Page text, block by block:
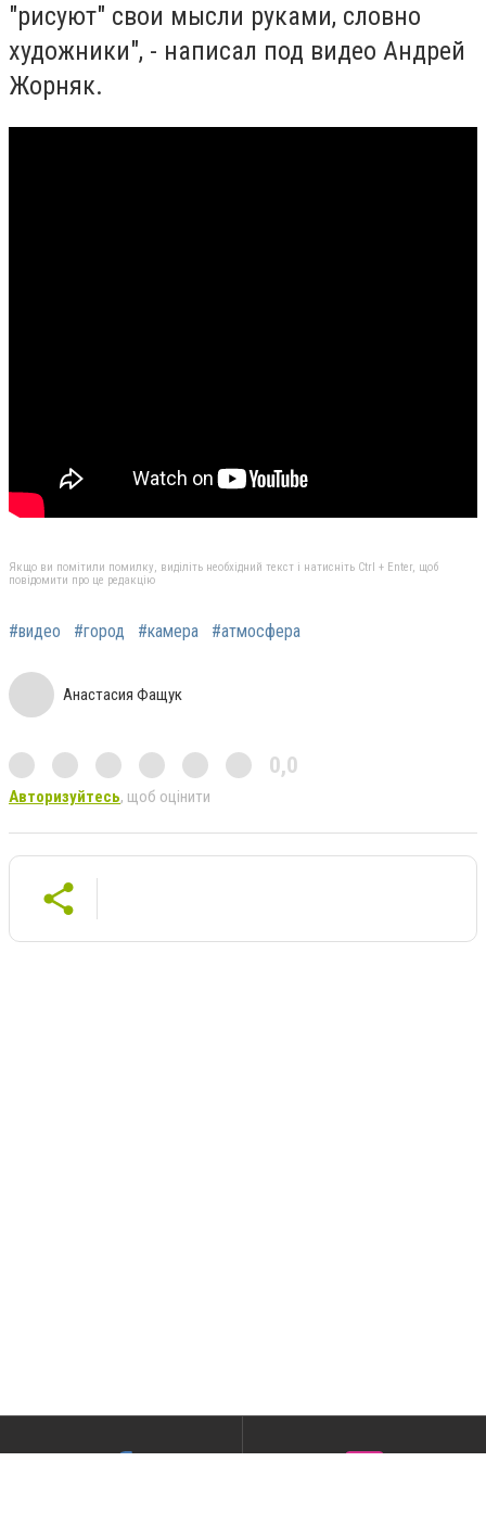
"рисуют" свои мысли руками, словно
художники", - написал под видео Андрей
Жорняк.
Якщо ви помітили помилку, виділіть необхідний текст і натисніть Ctrl + Enter, щоб
повідомити про це редакцію
#видео #город #камера #атмосфера
Анастасия Фащук
0,0
Авторизуйтесь, щоб оцінити